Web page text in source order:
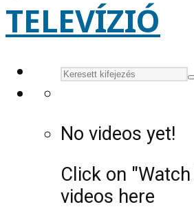
No videos yet!
Click on
videos here